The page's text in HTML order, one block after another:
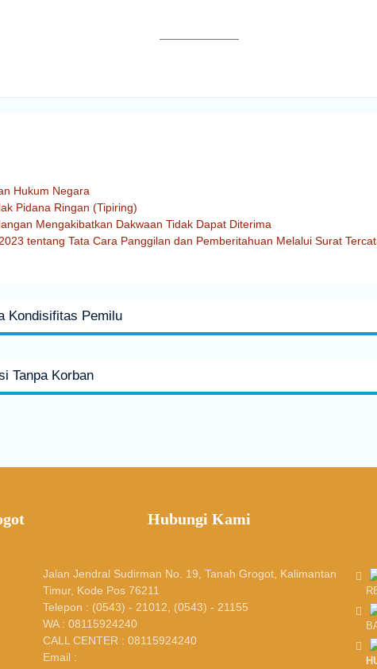
Hukum Negara
Pidana Ringan (Tipiring)
Mengakibatkan Dakwaan Tidak Dapat Diterima
tentang Tata Cara Panggilan dan Pemberitahuan Melalui Surat
Kondisifitas Pemilu
Tanpa Korban
Hubungi Kami
Jalan Jendral Sudirman No. 19, Tanah Grogot, Kalimantan
Timur, Kode Pos 76211
Telepon : (0543) - 21012, (0543) - 21155
WA : 08115924240
CALL CENTER : 08115924240
Email :